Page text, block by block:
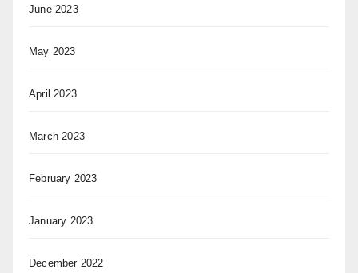
June 2023
May 2023
April 2023
March 2023
February 2023
January 2023
December 2022